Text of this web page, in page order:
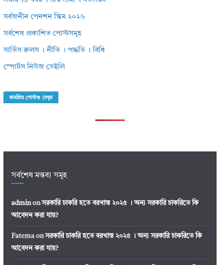
সর্বজনীন পেনশন স্কিম ২০২৬
সর্বশেষ প্রকাশিত পোস্টসমূহ
সার্ভিস রুলস । নীতি । পদ্ধতি । বিধি
স্পোর্টস নিউজ ডেইলি
জনপ্রিয় পোস্টগু দেখুন
সর্বশেষ মন্তব্য সমূহ
adminonসরকারি চাকরি হতে বরখাস্ত ২০২৫ । অন্য সরকারি চাকরিতে কি
আবেদন করা যায়?
Fatemaonসরকারি চাকরি হতে বরখাস্ত ২০২৫ । অন্য সরকারি চাকরিতে কি
আবেদন করা যায়?